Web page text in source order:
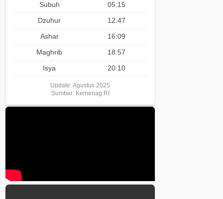
Subuh
05:15
Dzuhur
12:47
Ashar
16:09
Maghrib
18:57
Isya
20:10
Update: Agustus 2025
Sumber: Kemenag RI